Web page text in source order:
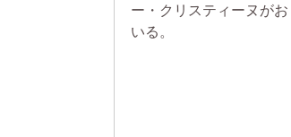
ー・クリスティーヌが
いる。